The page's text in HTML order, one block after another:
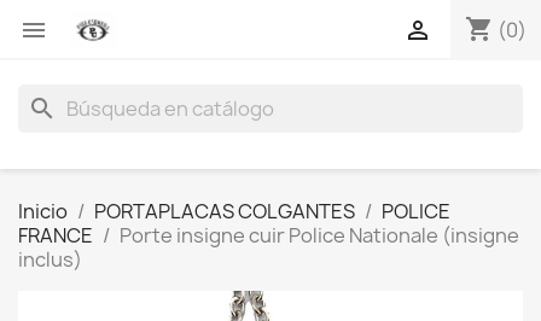
 shopping_cart (0)

search
Inicio PORTAPLACAS COLGANTES
POLICE
FRANCE
Porte insigne cuir Police Nationale (insigne
inclus)